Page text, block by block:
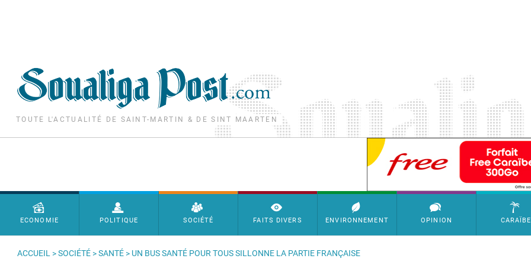
TOUTE L'ACTUALITÉ DE SAINT-MARTIN & DE SINT MAARTEN
SimpleAds Block Bannière
Menu principal
ECONOMIE POLITIQUE SOCIÉTÉ FAITS DIVERS ENVIRONNEMENT OPINION CARAÏBE
ACCUEIL >SOCIÉTÉ >SANTÉ > UN BUS SANTÉ POUR TOUS SILLONNE LA PARTIE FRANÇAISE